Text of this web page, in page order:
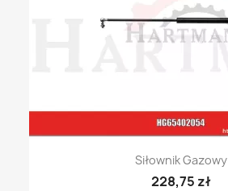
Siłownik Gazowy
228,75 zł